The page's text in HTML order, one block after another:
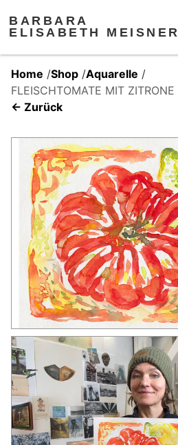
BARBARA
ELISABETH MEISNER
Home /Shop /Aquarelle /
FLEISCHTOMATE MIT ZITRONE
← Zurück